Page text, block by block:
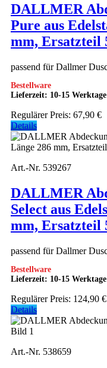
DALLMER
Pure aus
mm, Ersatzteil
passend für Dallmer
Bestellware
Lieferzeit: 10-15 Werktage
Regulärer Preis: 67,90 €
Details
Art.-Nr. 539267
DALLMER
Select aus
mm, Ersatzteil
passend für Dallmer
Bestellware
Lieferzeit: 10-15 Werktage
Regulärer Preis: 124,90 €
Details
Art.-Nr. 538659